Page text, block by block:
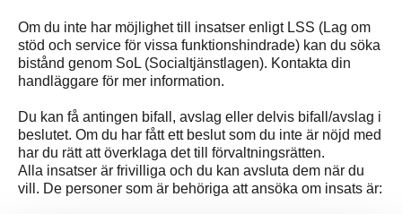
Om du inte har möjlighet till insatser enligt LSS (Lag om
stöd och service för vissa funktionshindrade) kan du söka
bistånd genom SoL (Socialtjänstlagen). Kontakta din
handläggare för mer information.
Du kan få antingen bifall, avslag eller delvis bifall/avslag i
beslutet. Om du har fått ett beslut som du inte är nöjd med
har du rätt att överklaga det till förvaltningsrätten.
Alla insatser är frivilliga och du kan avsluta dem när du
vill. De personer som är behöriga att ansöka om insats är: